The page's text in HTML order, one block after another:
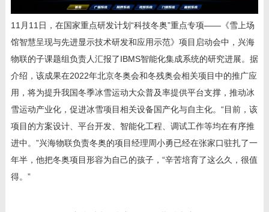
11 月 11 日，在国家重点研发计划“科技冬奥”重点专项——《雪上场
馆智慧呈现与先进显示技术研发和应用示范》项目启动会中，兴海
物联的子课题组负责人汇报了IBMS智能化集成系统的研究进展。据
介绍，该成果在2022年北京冬奥会和冬残奥会相关项目中的推广应
用，将为提升我国冬季冰雪运动大众普及率提供平台支撑，推动冰
雪运动产业化，促进冰雪项目相关设备国产化与自主化。“目前，该
项目的方案设计、平台开发、智能化工程、调试工作等均在有序推
进中。”兴海物联负责冬奥的项目经理周小勇已经在张家口驻扎了一
年半，他把冬奥项目形容为自己的孩子，“辛苦培育了这么久，很值
得。”